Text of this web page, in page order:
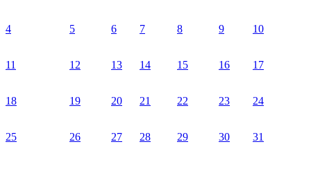
4 5 6 7 8 9 10
11 12 13 14 15 16 17
18 19 20 21 22 23 24
25 26 27 28 29 30 31